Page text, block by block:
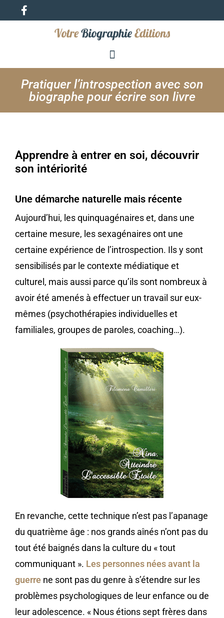
Pratiquer l’introspection avec son
biographe pour écrire son livre
Apprendre à entrer en soi, découvrir
son intériorité
Une démarche naturelle mais récente
Aujourd’hui, les quinquagénaires et, dans une
certaine mesure, les sexagénaires ont une
certaine expérience de l’introspection. Ils y sont
sensibilisés par le contexte médiatique et
culturel, mais aussi parce qu’ils sont nombreux à
avoir été amenés à effectuer un travail sur eux-
mêmes (psychothérapies individuelles et
familiales, groupes de paroles, coaching…).
En revanche, cette technique n’est pas l’apanage
du quatrième âge : nos grands aînés n’ont pas du
tout été baignés dans la culture du « tout
communiquant ». Les personnes nées avant la
guerre ne sont pas du genre à s’étendre sur les
problèmes psychologiques de leur enfance ou de
leur adolescence. « Nous étions sept frères dans